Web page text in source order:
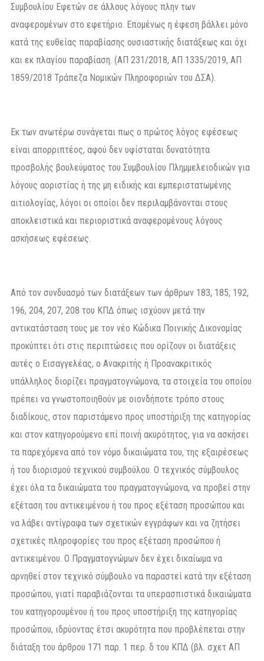
Συμβουλίου Εφετών σε άλλους λόγους πλην των
αναφερομένων στο εφετήριο. Επομένως η έφεση βάλλει μόνο
κατά της ευθείας παραβίασης ουσιαστικής διατάξεως και όχι
και εκ πλαγίου παραβίαση. (ΑΠ 231/2018, ΑΠ 1335/2019, ΑΠ
1859/2018 Τράπεζα Νομικών Πληροφοριών του ΔΣΑ).
Εκ των ανωτέρω συνάγεται πως ο πρώτος λόγος εφέσεως
είναι απορριπτέος, αφού δεν υφίσταται δυνατότητα
προσβολής βουλεύματος του Συμβουλίου Πλημμελειοδικών για
λόγους αοριστίας ή της μη ειδικής και εμπεριστατωμένης
αιτιολογίας, λόγοι οι οποίοι δεν περιλαμβάνονται στους
αποκλειστικά και περιοριστικά αναφερομένους λόγους
ασκήσεως εφέσεως.
Από τον συνδυασμό των διατάξεων των άρθρων 183, 185, 192,
196, 204, 207, 208 του ΚΠΔ όπως ισχύουν μετά την
αντικατάσταση τους με τον νέο Κώδικα Ποινικής Δικονομίας
προκύπτει ότι στις περιπτώσεις που ορίζουν οι διατάξεις
αυτές ο Εισαγγελέας, ο Ανακριτής ή Προανακριτικός
υπάλληλος διορίζει πραγματογνώμονα, τα στοιχεία του οποίου
πρέπει να γνωστοποιηθούν με οιονδήποτε τρόπο στους
διαδίκους, στον παριστάμενο προς υποστήριξη της κατηγορίας
και στον κατηγορούμενο επί ποινή ακυρότητος, για να ασκήσει
τα παρεχόμενα από τον νόμο δικαιώματα του, της εξαιρέσεως
ή του διορισμού τεχνικού συμβούλου. Ο τεχνικός σύμβουλος
έχει όλα τα δικαιώματα του πραγματογνώμονα, να προβεί στην
εξέταση του αντικειμένου ή του προς εξέταση προσώπου και
να λάβει αντίγραφα των σχετικών εγγράφων και να ζητήσει
σχετικές πληροφορίες του προς εξέταση προσώπου ή
αντικειμένου. Ο Πραγματογνώμων δεν έχει δικαίωμα να
αρνηθεί στον τεχνικό σύμβουλο να παραστεί κατά την εξέταση
προσώπου, γιατί παραβιάζονται τα υπερασπιστικά δικαιώματα
του κατηγορουμένου ή του προς υποστήριξη της κατηγορίας
προσώπου, ιδρύοντας έτσι ακυρότητα που προβλέπεται στην
διάταξη του άρθρου 171 παρ. 1 περ. δ του ΚΠΔ (βλ. σχετ ΑΠ